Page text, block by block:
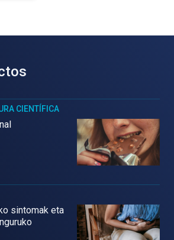
CIENTÍFICA
sintomak eta